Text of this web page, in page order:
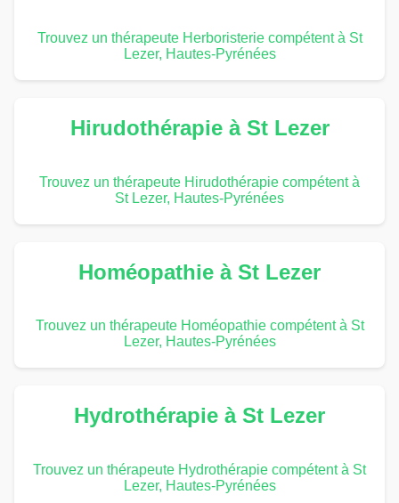
Trouvez un thérapeute Herboristerie compétent à St
Lezer, Hautes-Pyrénées
Hirudothérapie à St Lezer
Trouvez un thérapeute Hirudothérapie compétent à
St Lezer, Hautes-Pyrénées
Homéopathie à St Lezer
Trouvez un thérapeute Homéopathie compétent à St
Lezer, Hautes-Pyrénées
Hydrothérapie à St Lezer
Trouvez un thérapeute Hydrothérapie compétent à St
Lezer, Hautes-Pyrénées